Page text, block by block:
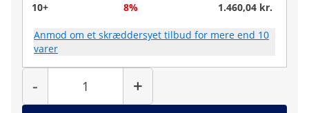
10+
8% 1.460,04 kr.
Anmod om et skræddersyet tilbud for mere end 10
varer
-
Antal
+